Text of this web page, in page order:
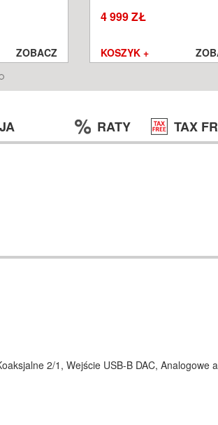
ZOBACZ
4 999 ZŁ
KOSZYK +
RATY TAX
2/1, Wejście USB-B DAC, Analogowe